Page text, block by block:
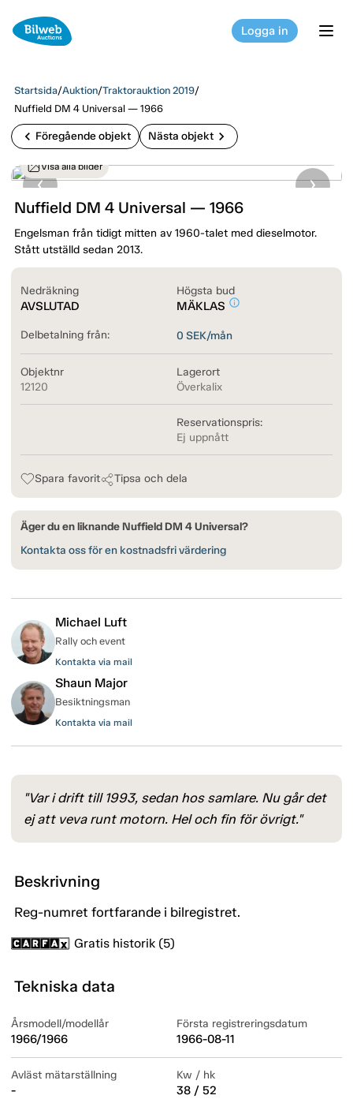
Logga in
Startsida/Auktion/Traktorauktion 2019/
Nuffield DM 4 Universal — 1966
chevron_left Föregående objekt Nästa objekt chevron_right
Visa alla bilder
Nuffield DM 4 Universal — 1966
Engelsman från tidigt mitten av 1960-talet med dieselmotor.
Stått utställd sedan 2013.
Nedräkning
AVSLUTAD
Högsta bud
MÄKLAS info_outline
Delbetalning från: 0 SEK/mån
Objektnr
12120
Lagerort
Överkalix
Reservationspris:
Ej uppnått
Spara favorit Tipsa och dela
Äger du en liknande Nuffield DM 4 Universal?
Kontakta oss för en kostnadsfri värdering
Michael Luft
Rally och event
Kontakta via mail
Shaun Major
Besiktningsman
Kontakta via mail
"Var i drift till 1993, sedan hos samlare. Nu går det
ej att veva runt motorn. Hel och fin för övrigt."
Beskrivning
Reg-numret fortfarande i bilregistret.
Gratis historik (5)
Tekniska data
Årsmodell/modellår
1966/1966
Första registreringsdatum
1966-08-11
Avläst mätarställning
-
Kw / hk
38 / 52